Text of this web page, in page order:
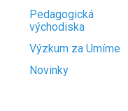
Pedagogická
východiska
Výzkum za Umíme
Novinky